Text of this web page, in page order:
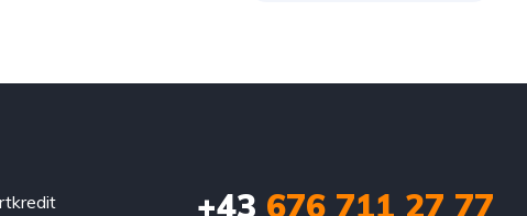
+43 676 711 27 77